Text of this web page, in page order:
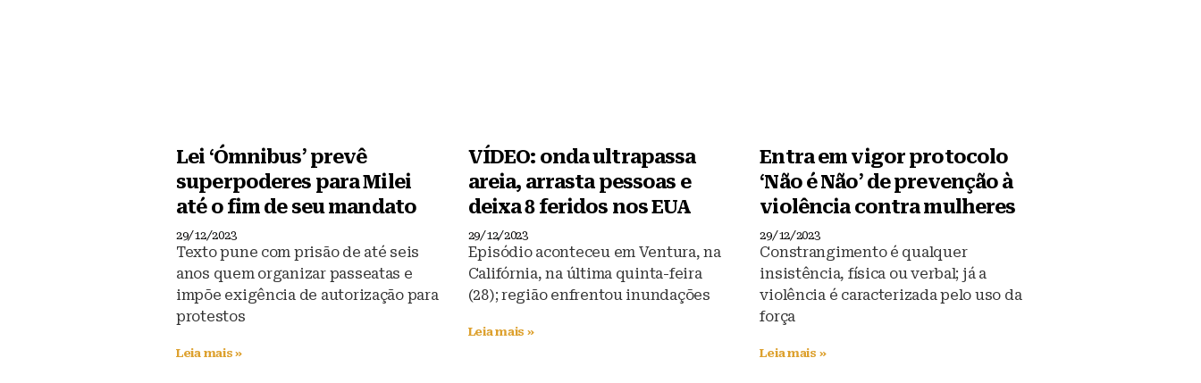
Lei ‘Ómnibus’ prevê
superpoderes para Milei
até o fim de seu mandato
29/12/2023
Texto pune com prisão de até seis
anos quem organizar passeatas e
impõe exigência de autorização para
protestos
Leia mais »
VÍDEO: onda ultrapassa
areia, arrasta pessoas e
deixa 8 feridos nos EUA
29/12/2023
Episódio aconteceu em Ventura, na
Califórnia, na última quinta-feira
(28); região enfrentou inundações
Leia mais »
Entra em vigor protocolo
‘Não é Não’ de prevenção à
violência contra mulheres
29/12/2023
Constrangimento é qualquer
insistência, física ou verbal; já a
violência é caracterizada pelo uso da
força
Leia mais »